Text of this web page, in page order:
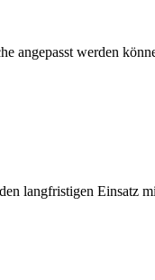
angepasst werden
langfristigen Einsatz